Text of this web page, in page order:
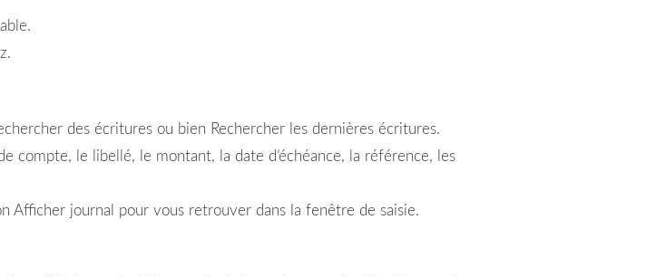
des écritures ou bien Rechercher les dernières écritures.
compte, le libellé, le montant, la date d’échéance, la référence, les
Afficher journal pour vous retrouver dans la fenêtre de saisie.